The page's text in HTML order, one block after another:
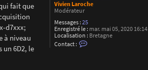
Vivien Laroche
Modérateur
Messages : 25
Enregistré le : mar. mai 05, 2020 16:14
Localisation : Bretagne
Contact :
fait que
d7xxx;
à niveau
un 6D2, le